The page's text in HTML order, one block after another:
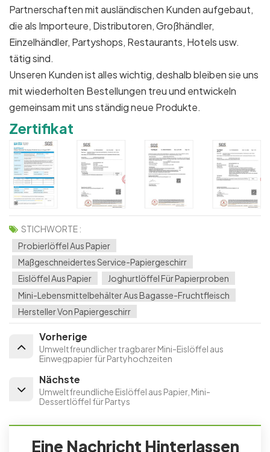
Partnerschaften mit ausländischen Kunden aufgebaut,
die als Importeure, Distributoren, Großhändler,
Einzelhändler, Partyshops, Restaurants, Hotels usw.
tätig sind.
Unseren Kunden ist alles wichtig, deshalb bleiben sie uns
mit wiederholten Bestellungen treu und entwickeln
gemeinsam mit uns ständig neue Produkte.
Zertifikat
STICHWORTE :
Probierlöffel Aus Papier
Maßgeschneidertes Service-Papiergeschirr
Eislöffel Aus Papier
Joghurtlöffel Für Papierproben
Mini-Lebensmittelbehälter Aus Bagasse-Fruchtfleisch
Hersteller Von Papiergeschirr
Vorherige
Umweltfreundlicher tragbarer Mini-Eislöffel aus
Einwegpapier für Partyhochzeiten
Nächste
Umweltfreundliche Eislöffel aus Papier, Mini-
Dessertlöffel für Partys
Eine Nachricht Hinterlassen